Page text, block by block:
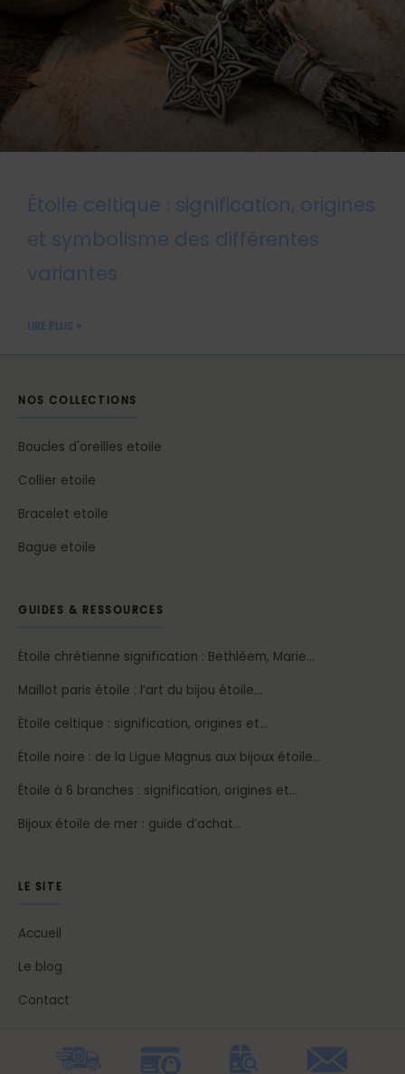
Étoile celtique : signification, origines
et symbolisme des différentes
variantes
LIRE PLUS »
NOS COLLECTIONS
Boucles d'oreilles etoile
Collier etoile
Bracelet etoile
Bague etoile
GUIDES & RESSOURCES
Étoile chrétienne signification : Bethléem, Marie…
Maillot paris étoile : l’art du bijou étoile…
Étoile celtique : signification, origines et…
Étoile noire : de la Ligue Magnus aux bijoux étoile…
Étoile à 6 branches : signification, origines et…
Bijoux étoile de mer : guide d’achat…
LE SITE
Accueil
Le blog
Contact